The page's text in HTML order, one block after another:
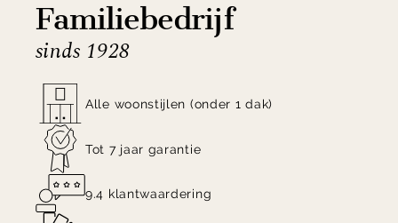
Familiebedrijf
sinds 1928
Alle woonstijlen (onder 1 dak)
Tot 7 jaar garantie
9.4 klantwaardering